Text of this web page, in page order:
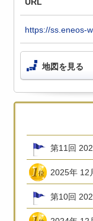
URL
https://ss.eneos-
地図を見る
第11回
2025年 12
第10回